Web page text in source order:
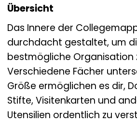
Übersicht
Das Innere der
durchdacht gestaltet, um
bestmögliche Organisation
Verschiedene Fächer
Größe ermöglichen es dir,
Stifte, Visitenkarten und
Utensilien ordentlich zu